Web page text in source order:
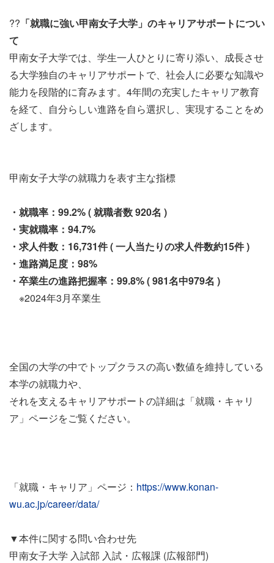
?? 「就職に強い甲南女子大学」のキャリアサポートについ
て
甲南女子大学では、学生一人ひとりに寄り添い、成長させ
る大学独自のキャリアサポートで、社会人に必要な知識や
能力を段階的に育みます。4年間の充実したキャリア教育
を経て、自分らしい進路を自ら選択し、実現することをめ
ざします。
甲南女子大学の就職力を表す主な指標
・就職率：99.2% ( 就職者数 920名 )
・実就職率：94.7%
・求人件数：16,731件 ( 一人当たりの求人件数約15件 )
・進路満足度：98%
・卒業生の進路把握率：99.8% ( 981名中979名 )
※2024年3月卒業生
全国の大学の中でトップクラスの高い数値を維持している
本学の就職力や、
それを支えるキャリアサポートの詳細は「就職・キャリ
ア」ページをご覧ください。
「就職・キャリア」ページ ： https://www.konan-
wu.ac.jp/career/data/
▼本件に関する問い合わせ先
甲南女子大学 入試部 入試・広報課 (広報部門)